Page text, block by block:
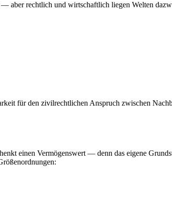
aber rechtlich und wirtschaftlich liegen Welten
für den zivilrechtlichen Anspruch zwischen
einen Vermögenswert — denn das eigene